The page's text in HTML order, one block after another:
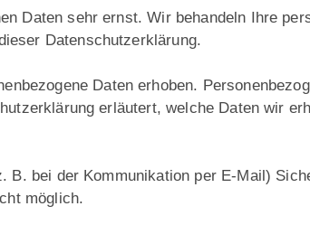
Daten sehr ernst. Wir behandeln Ihre
Datenschutzerklärung.
Daten erhoben.
erläutert, welche Daten wir
bei der Kommunikation per E-Mail)
möglich.